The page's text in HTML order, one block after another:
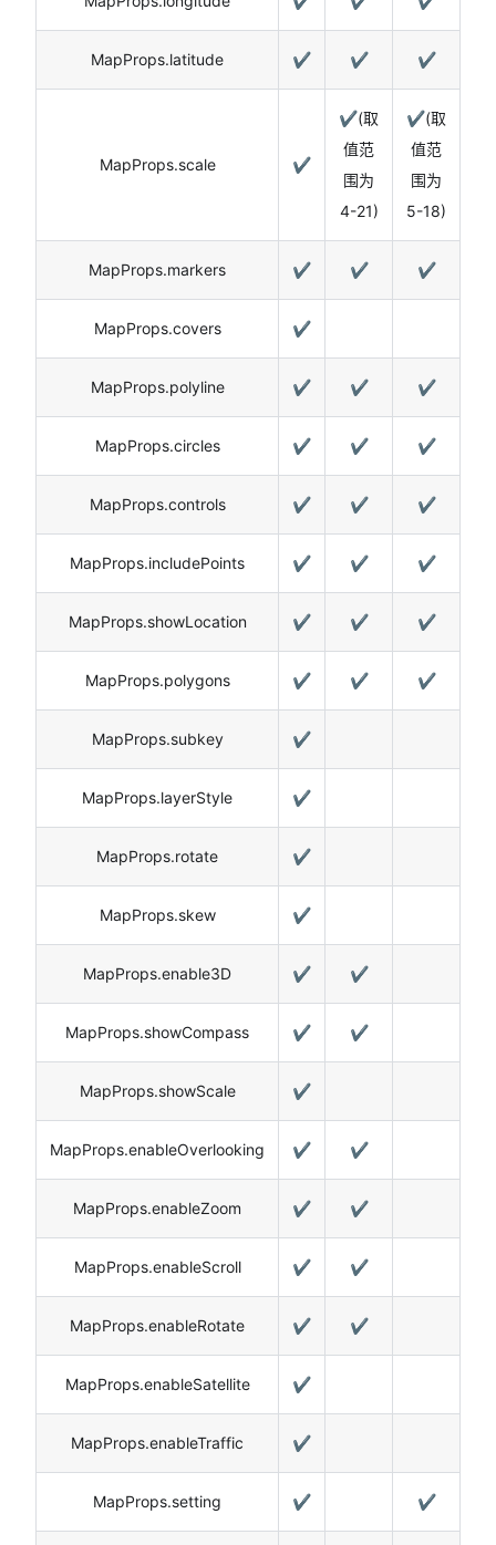
MapProps.latitude ✔️ ✔️ ✔️
MapProps.scale ✔️
✔️(取
值范
围为
4-21)
✔️(取
值范
围为
5-18)
MapProps.markers ✔️ ✔️ ✔️
MapProps.covers ✔️
MapProps.polyline ✔️ ✔️ ✔️
MapProps.circles ✔️ ✔️ ✔️
MapProps.controls ✔️ ✔️ ✔️
MapProps.includePoints ✔️ ✔️ ✔️
MapProps.showLocation ✔️ ✔️ ✔️
MapProps.polygons ✔️ ✔️ ✔️
MapProps.subkey ✔️
MapProps.layerStyle ✔️
MapProps.rotate ✔️
MapProps.skew ✔️
MapProps.enable3D ✔️ ✔️
MapProps.showCompass ✔️ ✔️
MapProps.showScale ✔️
MapProps.enableOverlooking ✔️ ✔️
MapProps.enableZoom ✔️ ✔️
MapProps.enableScroll ✔️ ✔️
MapProps.enableRotate ✔️ ✔️
MapProps.enableSatellite ✔️
MapProps.enableTraffic ✔️
MapProps.setting ✔️ ✔️